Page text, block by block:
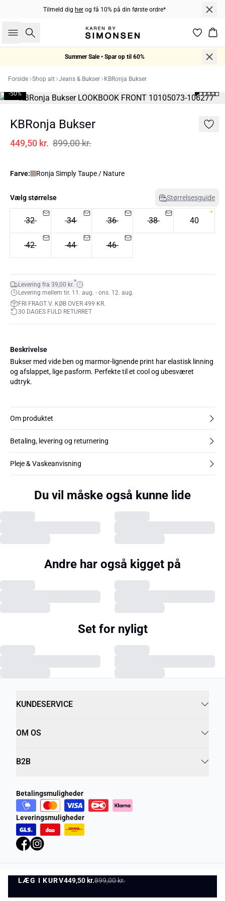
Tilmeld dig her og få 10% på din første ordre*
Søg
Summer Sale • Spar op til 60%
Forside Shop alt Jeans & Bukser KBRonja Bukser
-50%
KBRonja Bukser
449,50 kr. 899,00 kr.
Farve: Ronja Simply Taupe / Nature
Vælg størrelse Størrelsesguide
32 34 36 38 40
42 44 46
Levering fra 39,00 kr.*
Levering mellem tir. 11. aug. - ons. 12. aug.
FRI FRAGT V. KØB OVER 499 KR.
30 DAGES FULD RETURRET
LÆG I KURV449,50 kr.899,00 kr.
LÆG I KURV
Beskrivelse
Bukser med vide ben og marmor-lignende print har elastisk linning
og afslappet, lige pasform. Perfekte til et cool og ubesværet
udtryk.
Om produktet
Betaling, levering og returnering
Pleje & Vaskeanvisning
Du vil måske også kunne lide
Andre har også kigget på
Set for nyligt
KUNDESERVICE
OM OS
B2B
Betalingsmuligheder
Leveringsmuligheder
Privatlivspolitik Vilkår og betingelser